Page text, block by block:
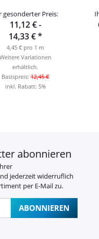
250cm
gesonderter Preis:
11,12 € -
14,33 €*
4,45 € pro 1 m
Weitere Variationen
erhältlich.
Basispreis: 12,45 €
inkl. Rabatt: 5%
abonnieren
jederzeit widerruflich
per E-Mail zu.
ABONNIEREN